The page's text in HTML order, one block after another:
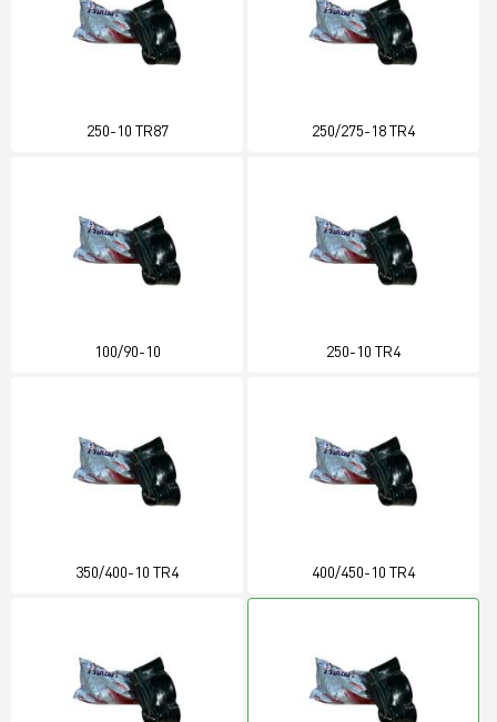
250-10 TR87 250/275-18 TR4
100/90-10 250-10 TR4
350/400-10 TR4 400/450-10 TR4